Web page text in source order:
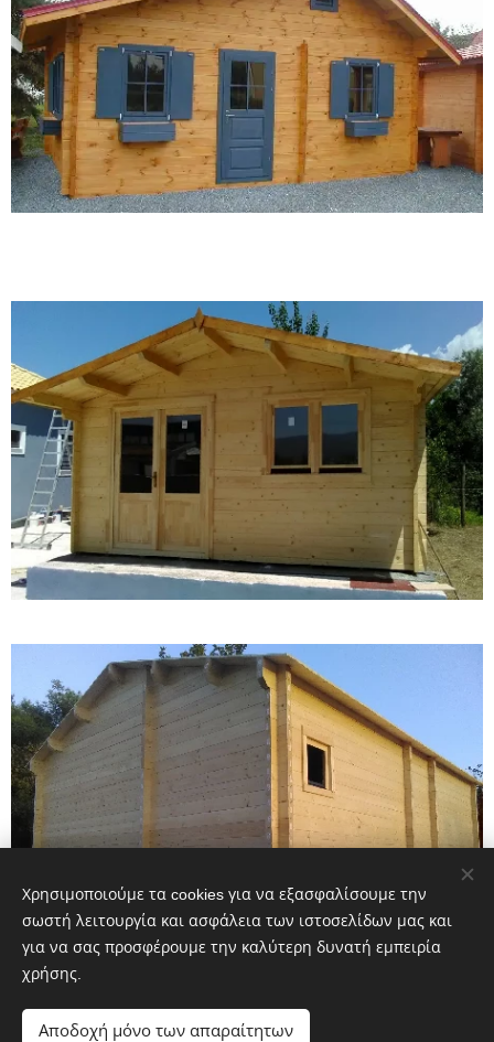
Χρησιμοποιούμε τα cookies για να εξασφαλίσουμε την
σωστή λειτουργία και ασφάλεια των ιστοσελίδων μας και
για να σας προσφέρουμε την καλύτερη δυνατή εμπειρία
χρήσης.
Αποδοχή μόνο των απαραίτητων